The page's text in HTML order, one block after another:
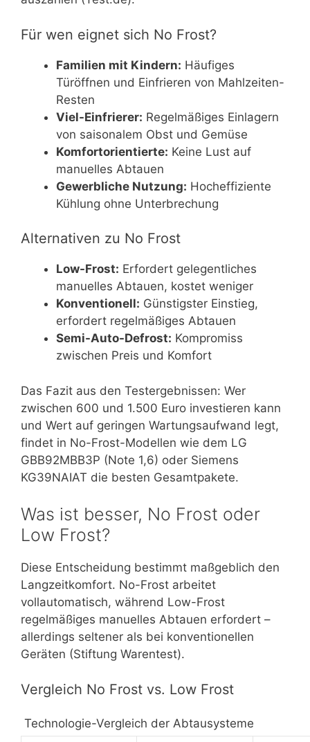
Für wen eignet sich No Frost?
Familien mit Kindern: Häufiges
Türöffnen und Einfrieren von Mahlzeiten-
Resten
Viel-Einfrierer: Regelmäßiges Einlagern
von saisonalem Obst und Gemüse
Komfortorientierte: Keine Lust auf
manuelles Abtauen
Gewerbliche Nutzung: Hocheffiziente
Kühlung ohne Unterbrechung
Alternativen zu No Frost
Low-Frost: Erfordert gelegentliches
manuelles Abtauen, kostet weniger
Konventionell: Günstigster Einstieg,
erfordert regelmäßiges Abtauen
Semi-Auto-Defrost: Kompromiss
zwischen Preis und Komfort
Das Fazit aus den Testergebnissen: Wer
zwischen 600 und 1.500 Euro investieren kann
und Wert auf geringen Wartungsaufwand legt,
findet in No-Frost-Modellen wie dem LG
GBB92MBB3P (Note 1,6) oder Siemens
KG39NAIAT die besten Gesamtpakete.
Was ist besser, No Frost oder
Low Frost?
Diese Entscheidung bestimmt maßgeblich den
Langzeitkomfort. No-Frost arbeitet
vollautomatisch, während Low-Frost
regelmäßiges manuelles Abtauen erfordert –
allerdings seltener als bei konventionellen
Geräten (Stiftung Warentest).
Vergleich No Frost vs. Low Frost
Technologie-Vergleich der Abtausysteme